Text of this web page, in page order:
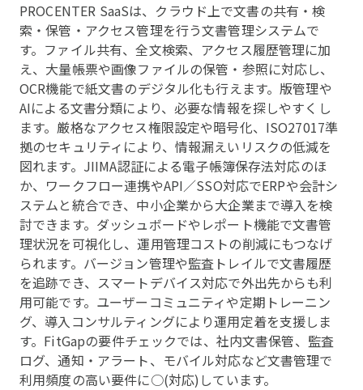
PROCENTER SaaSは、クラウド上で文書の共有・検
索・保管・アクセス管理を行う文書管理システムで
す。ファイル共有、全文検索、アクセス履歴管理に加
え、大量帳票や画像ファイルの保管・参照に対応し、
OCR機能で紙文書のデジタル化も行えます。版管理や
AIによる文書分類により、必要な情報を探しやすくし
ます。厳格なアクセス権限設定や暗号化、ISO27017準
拠のセキュリティにより、情報漏えいリスクの低減を
図れます。JIIMA認証による電子帳簿保存法対応のほ
か、ワークフロー連携やAPI／SSO対応でERPや会計シ
ステムと統合でき、中小企業から大企業まで導入を検
討できます。ダッシュボードやレポート機能で文書管
理状況を可視化し、運用管理コストの削減にもつなげ
られます。バージョン管理や監査トレイルで文書履歴
を追跡でき、スマートデバイス対応で外出先からも利
用可能です。ユーザーコミュニティや定期トレーニン
グ、導入コンサルティングにより運用定着を支援しま
す。FitGapの要件チェックでは、社内文書保管、監査
ログ、通知・アラート、モバイル対応など文書管理で
利用頻度の高い要件に○(対応)しています。